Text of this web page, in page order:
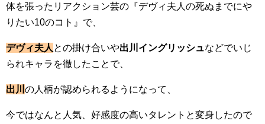
体を張ったリアクション芸の『デヴィ夫人の死ぬまでにや
りたい10のコト』で、
デヴィ夫人 との掛け合いや出川イングリッシュなどでいじ
られキャラを徹したことで、
出川 の人柄が認められるようになって、
今ではなんと人気、好感度の高いタレントと変身したので